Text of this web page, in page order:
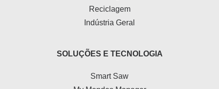
Reciclagem
Indústria Geral
SOLUÇÕES E TECNOLOGIA
Smart Saw